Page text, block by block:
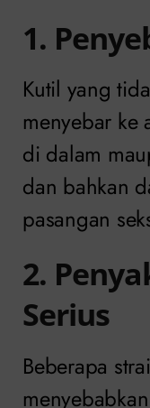
1.
Kutil yang
menyebar ke
di dalam
dan bahkan
pasangan
2.
Serius
Beberapa